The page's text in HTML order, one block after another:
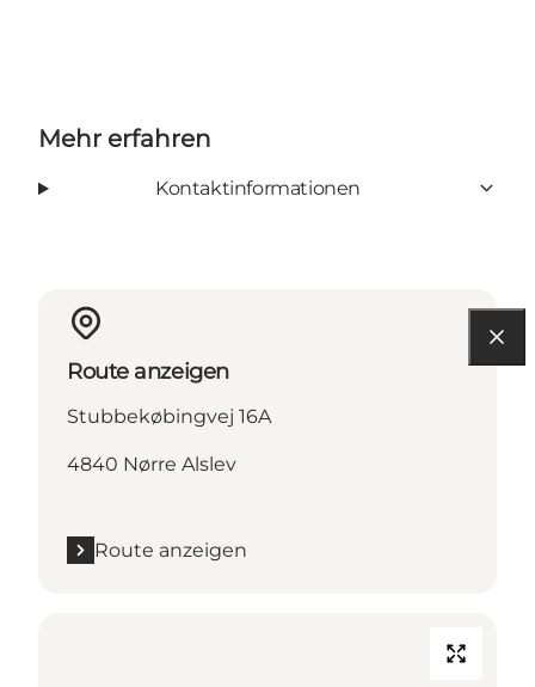
Mehr erfahren
Kontaktinformationen
Route anzeigen
Stubbekøbingvej 16A
4840 Nørre Alslev
Route anzeigen